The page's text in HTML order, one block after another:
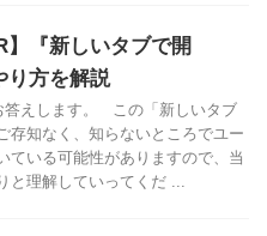
】『新しいタブで開
り方を解説
答えします。 この「新しいタブ
存知なく、知らないところでユー
ている可能性がありますので、当
と理解していってくだ ...